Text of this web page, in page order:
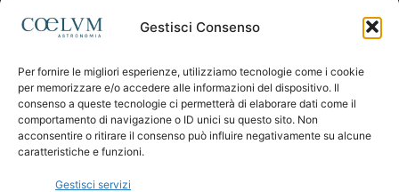
Gestisci Consenso
Per fornire le migliori esperienze, utilizziamo tecnologie come i cookie
per memorizzare e/o accedere alle informazioni del dispositivo. Il
consenso a queste tecnologie ci permetterà di elaborare dati come il
comportamento di navigazione o ID unici su questo sito. Non
acconsentire o ritirare il consenso può influire negativamente su alcune
caratteristiche e funzioni.
Gestisci servizi
SEGUICI